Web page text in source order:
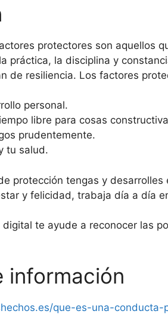
protectores son aquellos
práctica, la disciplina y
de resiliencia. Los factores
personal.
libre para cosas
prudentemente.
tu salud.
protección tengas y
y felicidad, trabaja día a día
digital te ayude a reconocer las
información
que-es-una-conducta-